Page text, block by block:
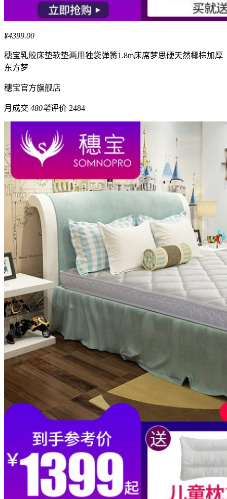
¥4399.00
穗宝乳胶床垫软垫两用独袋弹簧1.8m床席梦思硬天然椰棕加厚
东方梦
穗宝官方旗舰店
月成交 480笔评价 2484